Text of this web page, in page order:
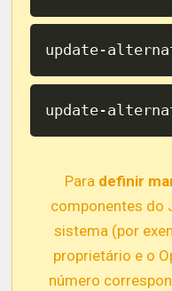
update-
update-
Para definir
componentes do
sistema (por
proprietário e o
número